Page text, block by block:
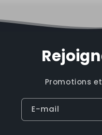
Promotions
E-mail